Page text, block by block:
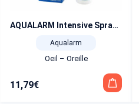
AQUALARM Intensive Spray Yeux et Paupières 10 ml
Aqualarm
Oeil – Oreille
11,79€